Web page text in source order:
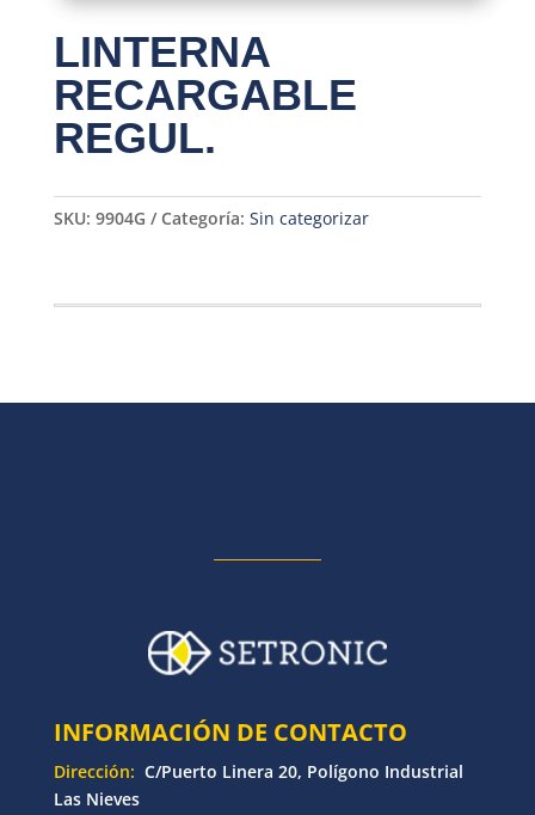
LINTERNA
RECARGABLE
REGUL.
SKU: 9904G Categoría: Sin categorizar
INFORMACIÓN DE CONTACTO
Dirección: C/Puerto Linera 20, Polígono Industrial
Las Nieves